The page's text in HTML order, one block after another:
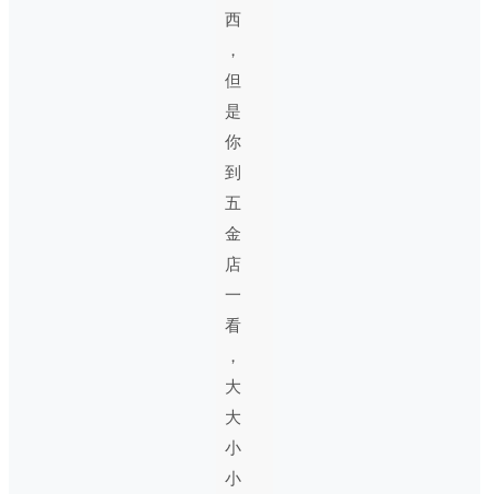
西
，
但
是
你
到
五
金
店
一
看
，
大
大
小
小